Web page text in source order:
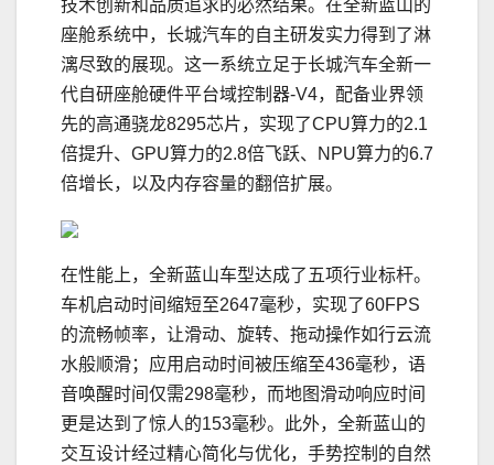
技术创新和品质追求的必然结果。在全新蓝山的
座舱系统中，长城汽车的自主研发实力得到了淋
漓尽致的展现。这一系统立足于长城汽车全新一
代自研座舱硬件平台域控制器-V4，配备业界领
先的高通骁龙8295芯片，实现了CPU算力的2.1
倍提升、GPU算力的2.8倍飞跃、NPU算力的6.7
倍增长，以及内存容量的翻倍扩展。
在性能上，全新蓝山车型达成了五项行业标杆。
车机启动时间缩短至2647毫秒，实现了60FPS
的流畅帧率，让滑动、旋转、拖动操作如行云流
水般顺滑；应用启动时间被压缩至436毫秒，语
音唤醒时间仅需298毫秒，而地图滑动响应时间
更是达到了惊人的153毫秒。此外，全新蓝山的
交互设计经过精心简化与优化，手势控制的自然